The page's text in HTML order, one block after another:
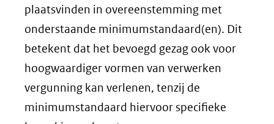
plaatsvinden in overeenstemming met
onderstaande minimumstandaard(en). Dit
betekent dat het bevoegd gezag ook voor
hoogwaardiger vormen van verwerken
vergunning kan verlenen, tenzij de
minimumstandaard hiervoor specifieke